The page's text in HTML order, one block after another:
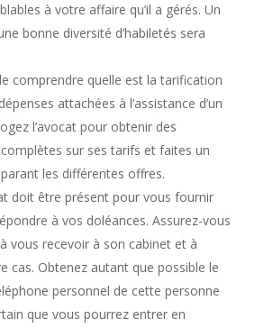
à votre affaire qu’il a gérés. Un
bonne diversité d’habiletés sera
comprendre quelle est la tarification
attachées à l’assistance d’un
l’avocat pour obtenir des
sur ses tarifs et faites un
les différentes offres.
doit être présent pour vous fournir
à vos doléances. Assurez-vous
vous recevoir à son cabinet et à
cas. Obtenez autant que possible le
personnel de cette personne
que vous pourrez entrer en